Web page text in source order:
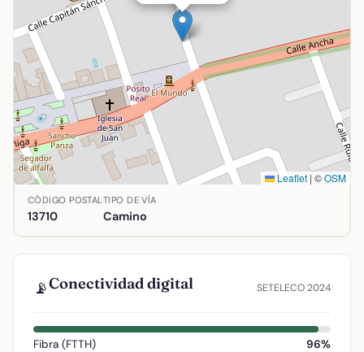
Leaflet | ©OSM
Ubicación de Paseo (Del) en Argamasilla de Alba,
CÓDIGO POSTAL
13710
TIPO DE VÍA
Camino
📡Conectividad digital SETELECO 2024
Fibra (FTTH)
96%